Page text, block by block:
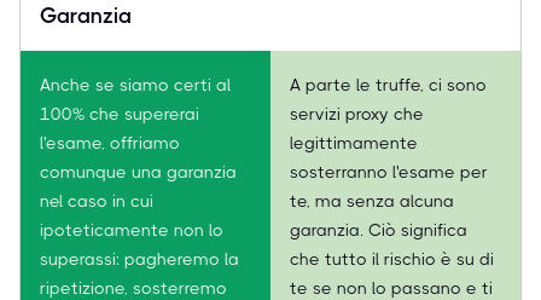
Garanzia
Anche se siamo certi al
100% che supererai
l'esame, offriamo
comunque una garanzia
nel caso in cui
ipoteticamente non lo
superassi: pagheremo la
ripetizione, sosterremo
A parte le truffe, ci sono
servizi proxy che
legittimamente
sosterranno l'esame per
te, ma senza alcuna
garanzia. Ciò significa
che tutto il rischio è su di
te se non lo passano e ti